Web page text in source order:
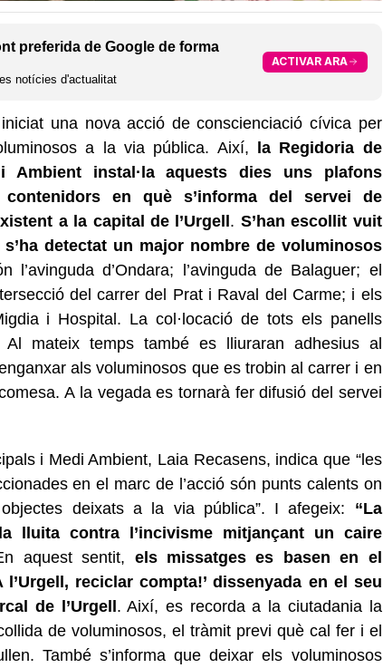
preferida de Google de forma
notícies d'actualitat
ACTIVAR ARA
una nova acció de conscienciació cívica per
a la via pública. Així, la Regidoria de
Ambient instal·la aquests dies uns plafons
en què s’informa del servei de
a la capital de l’Urgell. S’han escollit vuit
detectat un major nombre de voluminosos
l’avinguda d’Ondara; l’avinguda de Balaguer; el
del carrer del Prat i Raval del Carme; i els
i Hospital. La col·locació de tots els panells
mateix temps també es lliuraran adhesius al
als voluminosos que es trobin al carrer i en
A la vegada es tornarà fer difusió del servei
i Medi Ambient, Laia Recasens, indica que “les
en el marc de l’acció són punts calents on
deixats a la via pública”. I afegeix: “La
lluita contra l’incivisme mitjançant un caire
aquest sentit, els missatges es basen en el
l’Urgell, reciclar compta!’ dissenyada en el seu
de l’Urgell. Així, es recorda a la ciutadania la
de voluminosos, el tràmit previ què cal fer i el
També s’informa que deixar els voluminosos